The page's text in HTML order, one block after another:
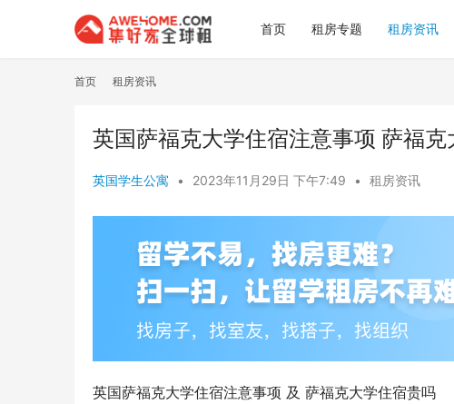
首页 租房专题 租房资讯
首页 租房资讯
英国萨福克大学住宿注意事项 萨福克
英国学生公寓 • 2023年11月29日 下午7:49 • 租房资讯
英国萨福克大学住宿注意事项 及 萨福克大学住宿贵吗